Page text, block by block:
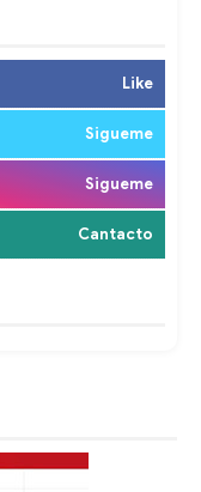
Like
Sigueme
Sigueme
Cantacto